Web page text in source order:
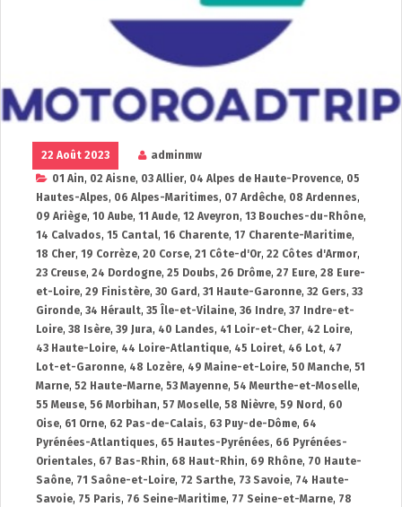
22 Août 2023
adminmw
01 Ain, 02 Aisne, 03 Allier, 04 Alpes de Haute-Provence, 05
Hautes-Alpes, 06 Alpes-Maritimes, 07 Ardêche, 08 Ardennes,
09 Ariège, 10 Aube, 11 Aude, 12 Aveyron, 13 Bouches-du-Rhône,
14 Calvados, 15 Cantal, 16 Charente, 17 Charente-Maritime,
18 Cher, 19 Corrèze, 20 Corse, 21 Côte-d'Or, 22 Côtes d'Armor,
23 Creuse, 24 Dordogne, 25 Doubs, 26 Drôme, 27 Eure, 28 Eure-
et-Loire, 29 Finistère, 30 Gard, 31 Haute-Garonne, 32 Gers, 33
Gironde, 34 Hérault, 35 Île-et-Vilaine, 36 Indre, 37 Indre-et-
Loire, 38 Isère, 39 Jura, 40 Landes, 41 Loir-et-Cher, 42 Loire,
43 Haute-Loire, 44 Loire-Atlantique, 45 Loiret, 46 Lot, 47
Lot-et-Garonne, 48 Lozère, 49 Maine-et-Loire, 50 Manche, 51
Marne, 52 Haute-Marne, 53 Mayenne, 54 Meurthe-et-Moselle,
55 Meuse, 56 Morbihan, 57 Moselle, 58 Nièvre, 59 Nord, 60
Oise, 61 Orne, 62 Pas-de-Calais, 63 Puy-de-Dôme, 64
Pyrénées-Atlantiques, 65 Hautes-Pyrénées, 66 Pyrénées-
Orientales, 67 Bas-Rhin, 68 Haut-Rhin, 69 Rhône, 70 Haute-
Saône, 71 Saône-et-Loire, 72 Sarthe, 73 Savoie, 74 Haute-
Savoie, 75 Paris, 76 Seine-Maritime, 77 Seine-et-Marne, 78